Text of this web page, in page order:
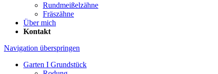
Rundmeißelzähne
Fräszähne
Über mich
Kontakt
Navigation überspringen
Garten I Grundstück